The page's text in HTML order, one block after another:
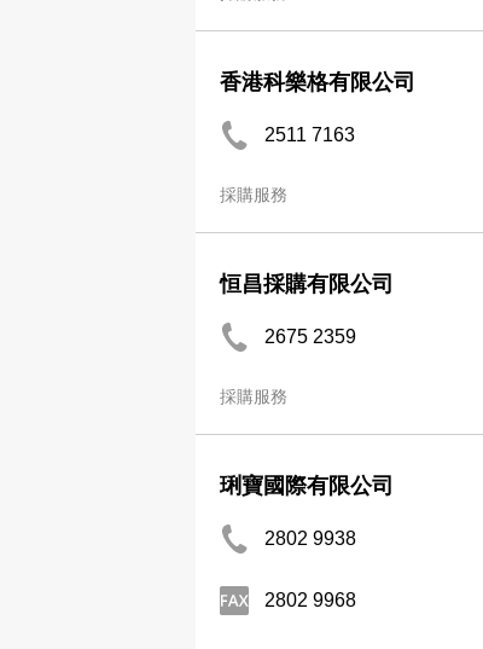
香港科樂格有限公司
2511 7163
採購服務
恒昌採購有限公司
2675 2359
採購服務
琍寶國際有限公司
2802 9938
2802 9968